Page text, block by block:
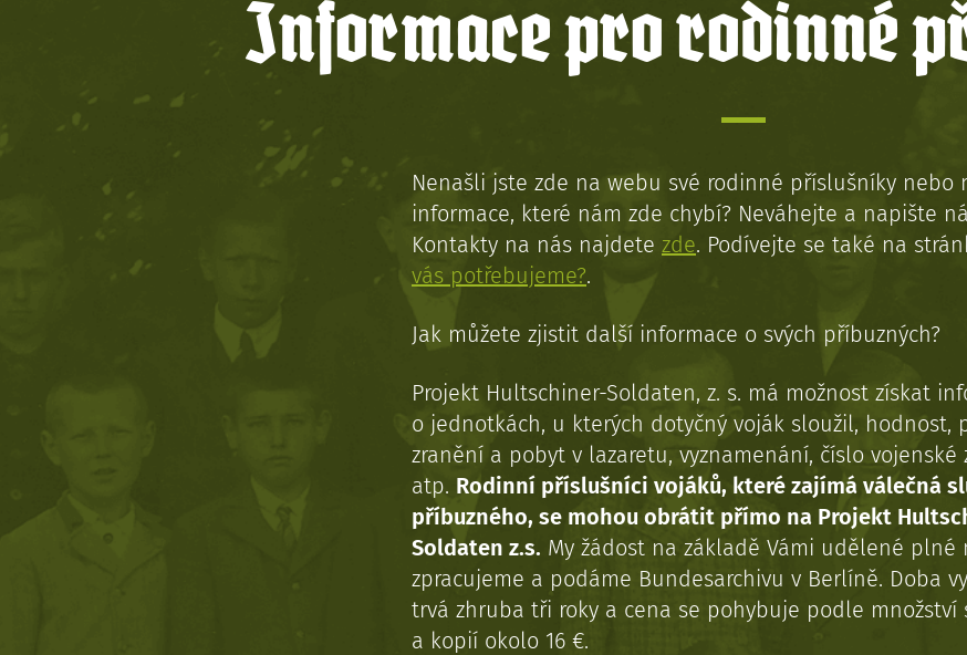
Informace pro rodinné
Nenašli jste zde na webu své rodinné příslušníky nebo
informace, které nám zde chybí? Neváhejte a napište
Kontakty na nás najdete zde. Podívejte se také na
vás potřebujeme?.
Jak můžete zjistit další informace o svých příbuzných?
Projekt Hultschiner-Soldaten, z. s. má možnost získat
o jednotkách, u kterých dotyčný voják sloužil, hodnost,
zranění a pobyt v lazaretu, vyznamenání, číslo vojenské
atp. Rodinní příslušníci vojáků, které zajímá válečná
příbuzného, se mohou obrátit přímo na Projekt
Soldaten z.s. My žádost na základě Vámi udělené plné
zpracujeme a podáme Bundesarchivu v Berlíně. Doba
trvá zhruba tři roky a cena se pohybuje podle množství
a kopií okolo 16 €.